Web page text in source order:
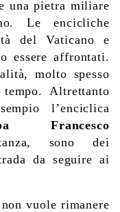
una pietra miliare
Le encicliche
del Vaticano e
essere affrontati.
molto spesso
Altrettanto
l’enciclica
Francesco
sono dei
da seguire ai
vuole rimanere